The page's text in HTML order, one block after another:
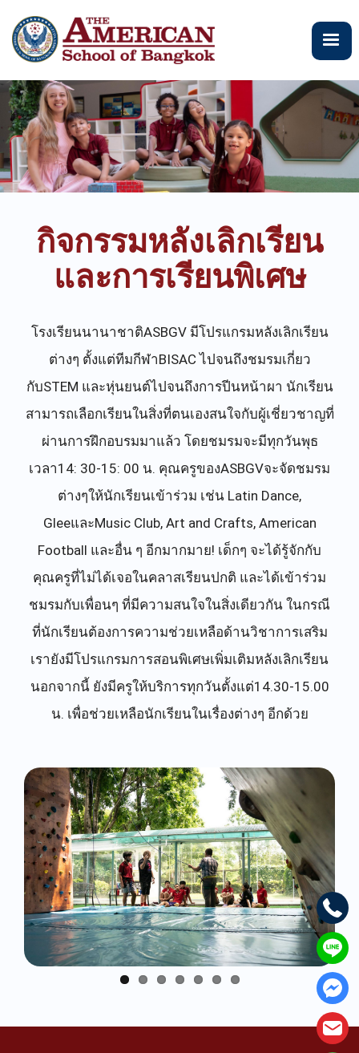
ไป
ยัง
เนื้อหา
หลัก
กิจกรรมหลังเลิกเรียน
และการเรียนพิเศษ
โรงเรียนนานาชาติASBGV มีโปรแกรมหลังเลิกเรียน
ต่างๆ ตั้งแต่ทีมกีฬาBISAC ไปจนถึงชมรมเกี่ยว
กับSTEM และหุ่นยนต์ไปจนถึงการปีนหน้าผา นักเรียน
สามารถเลือกเรียนในสิ่งที่ตนเองสนใจกับผู้เชี่ยวชาญที่
ผ่านการฝึกอบรมมาแล้ว โดยชมรมจะมีทุกวันพุธ
เวลา14: 30-15: 00 น. คุณครูของASBGVจะจัดชมรม
ต่างๆให้นักเรียนเข้าร่วม เช่น Latin Dance,
GleeและMusic Club, Art and Crafts, American
Football และอื่น ๆ อีกมากมาย! เด็กๆ จะได้รู้จักกับ
คุณครูที่ไม่ได้เจอในคลาสเรียนปกติ และได้เข้าร่วม
ชมรมกับเพื่อนๆ ที่มีความสนใจในสิ่งเดียวกัน ในกรณี
ที่นักเรียนต้องการความช่วยเหลือด้านวิชาการเสริม
เรายังมีโปรแกรมการสอนพิเศษเพิ่มเติมหลังเลิกเรียน
นอกจากนี้ ยังมีครูให้บริการทุกวันตั้งแต่14.30-15.00
น. เพื่อช่วยเหลือนักเรียนในเรื่องต่างๆ อีกด้วย